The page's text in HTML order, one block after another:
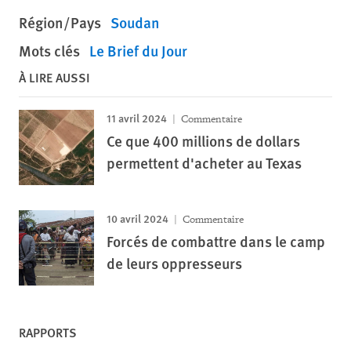
Région/Pays Soudan
Mots clés Le Brief du Jour
À LIRE AUSSI
11 avril 2024 Commentaire
Ce que 400 millions de dollars
permettent d'acheter au Texas
10 avril 2024 Commentaire
Forcés de combattre dans le camp
de leurs oppresseurs
RAPPORTS